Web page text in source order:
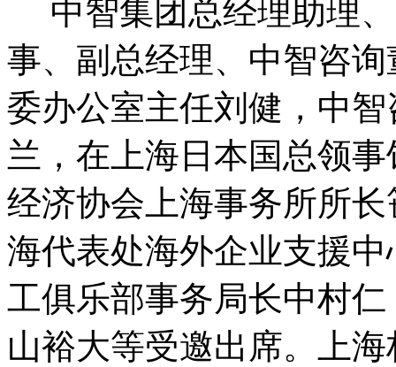
中智集团总经理助理
事、副总经理、中智咨
委办公室主任刘健，中
兰，在上海日本国总领
经济协会上海事务所所
海代表处海外企业支援
工俱乐部事务局长中村
山裕大等受邀出席。上